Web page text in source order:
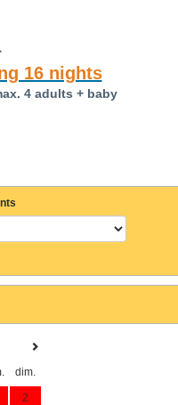
16 nights
4 adults + baby
dim.
2